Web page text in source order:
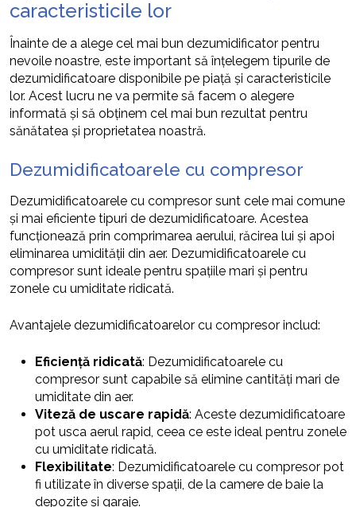
caracteristicile lor
Înainte de a alege cel mai bun dezumidificator pentru
nevoile noastre, este important să înțelegem tipurile de
dezumidificatoare disponibile pe piață și caracteristicile
lor. Acest lucru ne va permite să facem o alegere
informată și să obținem cel mai bun rezultat pentru
sănătatea și proprietatea noastră.
Dezumidificatoarele cu compresor
Dezumidificatoarele cu compresor sunt cele mai comune
și mai eficiente tipuri de dezumidificatoare. Acestea
funcționează prin comprimarea aerului, răcirea lui și apoi
eliminarea umidității din aer. Dezumidificatoarele cu
compresor sunt ideale pentru spațiile mari și pentru
zonele cu umiditate ridicată.
Avantajele dezumidificatoarelor cu compresor includ:
Eficiență ridicată: Dezumidificatoarele cu
compresor sunt capabile să elimine cantități mari de
umiditate din aer.
Viteză de uscare rapidă: Aceste dezumidificatoare
pot usca aerul rapid, ceea ce este ideal pentru zonele
cu umiditate ridicată.
Flexibilitate: Dezumidificatoarele cu compresor pot
fi utilizate în diverse spații, de la camere de baie la
depozite și garaje.